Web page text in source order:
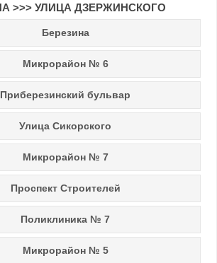
>>>УЛИЦА ДЗЕРЖИНСКОГО
Березина
Микрорайон № 6
Приберезинский бульвар
Улица Сикорского
Микрорайон № 7
Проспект Строителей
Поликлиника № 7
Микрорайон № 5